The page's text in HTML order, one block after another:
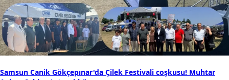
Samsun Canik Gökçepınar'da Çilek Festivali coşkusu! Muhtar